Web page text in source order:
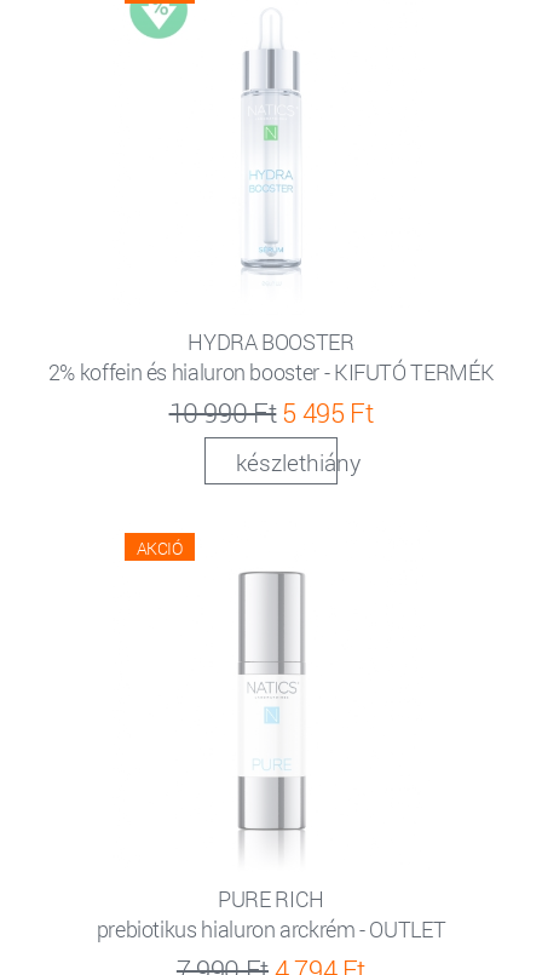
HYDRA BOOSTER
2% koffein és hialuron booster - KIFUTÓ TERMÉK
10 990 Ft 5 495 Ft
készlethiány
AKCIÓ
PURE RICH
prebiotikus hialuron arckrém - OUTLET